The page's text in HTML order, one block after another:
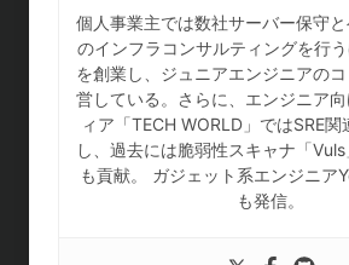
個人事業主では数社サーバー保守
のインフラコンサルティングを行
を創業し、ジュニアエンジニアの
営している。さらに、エンジニア
ィア「TECH WORLD」ではSRE
し、過去には脆弱性スキャナ「
も貢献。 ガジェット系エンジニア
も発信。